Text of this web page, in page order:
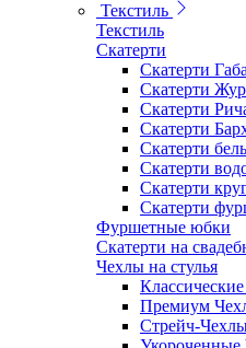
Текстиль
Текстиль
Скатерти
Скатерти
Скатерти
Скатерти
Скатерти
Скатерти
Скатерти
Скатерти
Скатерти
Фуршетные юбки
Скатерти на
Чехлы на стулья
Премиум
Стрейч-